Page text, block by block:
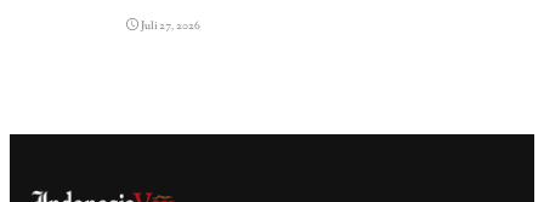
Juli 27, 2026